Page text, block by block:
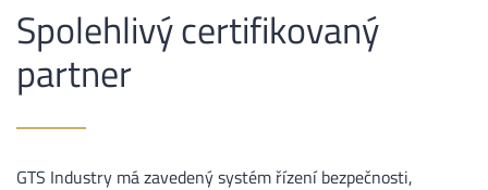
Spolehlivý certifikovaný
partner
GTS Industry má zavedený systém řízení bezpečnosti,